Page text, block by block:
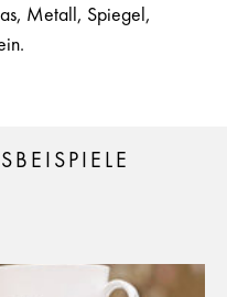
Metall, Spiegel,